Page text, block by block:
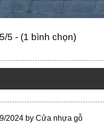
5/5 - (1 bình chọn)
2024 by Cửa nhựa gỗ